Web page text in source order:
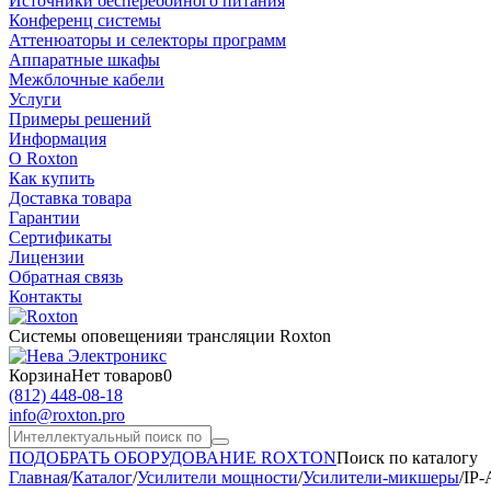
Конференц системы
Аттенюаторы и селекторы программ
Аппаратные шкафы
Межблочные кабели
Услуги
Примеры решений
Информация
О Roxton
Как купить
Доставка товара
Гарантии
Сертификаты
Лицензии
Обратная связь
Контакты
Системы оповещенияи трансляции Roxton
КорзинаНет товаров0
(812) 448-08-18
info@roxton.pro
ПОДОБРАТЬ ОБОРУДОВАНИЕ ROXTONПоиск по каталогу
Главная/Каталог/Усилители мощности/Усилители-микшеры/IP-